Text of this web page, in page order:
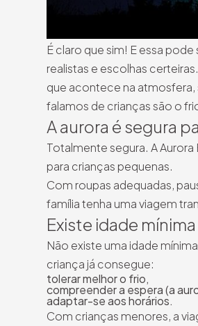
É claro que sim! E essa
realistas e escolhas
que acontece na
falamos de crianças são o
A aurora é segura
Totalmente segura. A
para crianças pequenas.
Com roupas adequadas,
família tenha uma viagem
Existe idade
Não existe uma idade
criança já consegue:
tolerar melhor o frio,
compreender a espera (a
adaptar-se aos horários.
Com crianças menores, a